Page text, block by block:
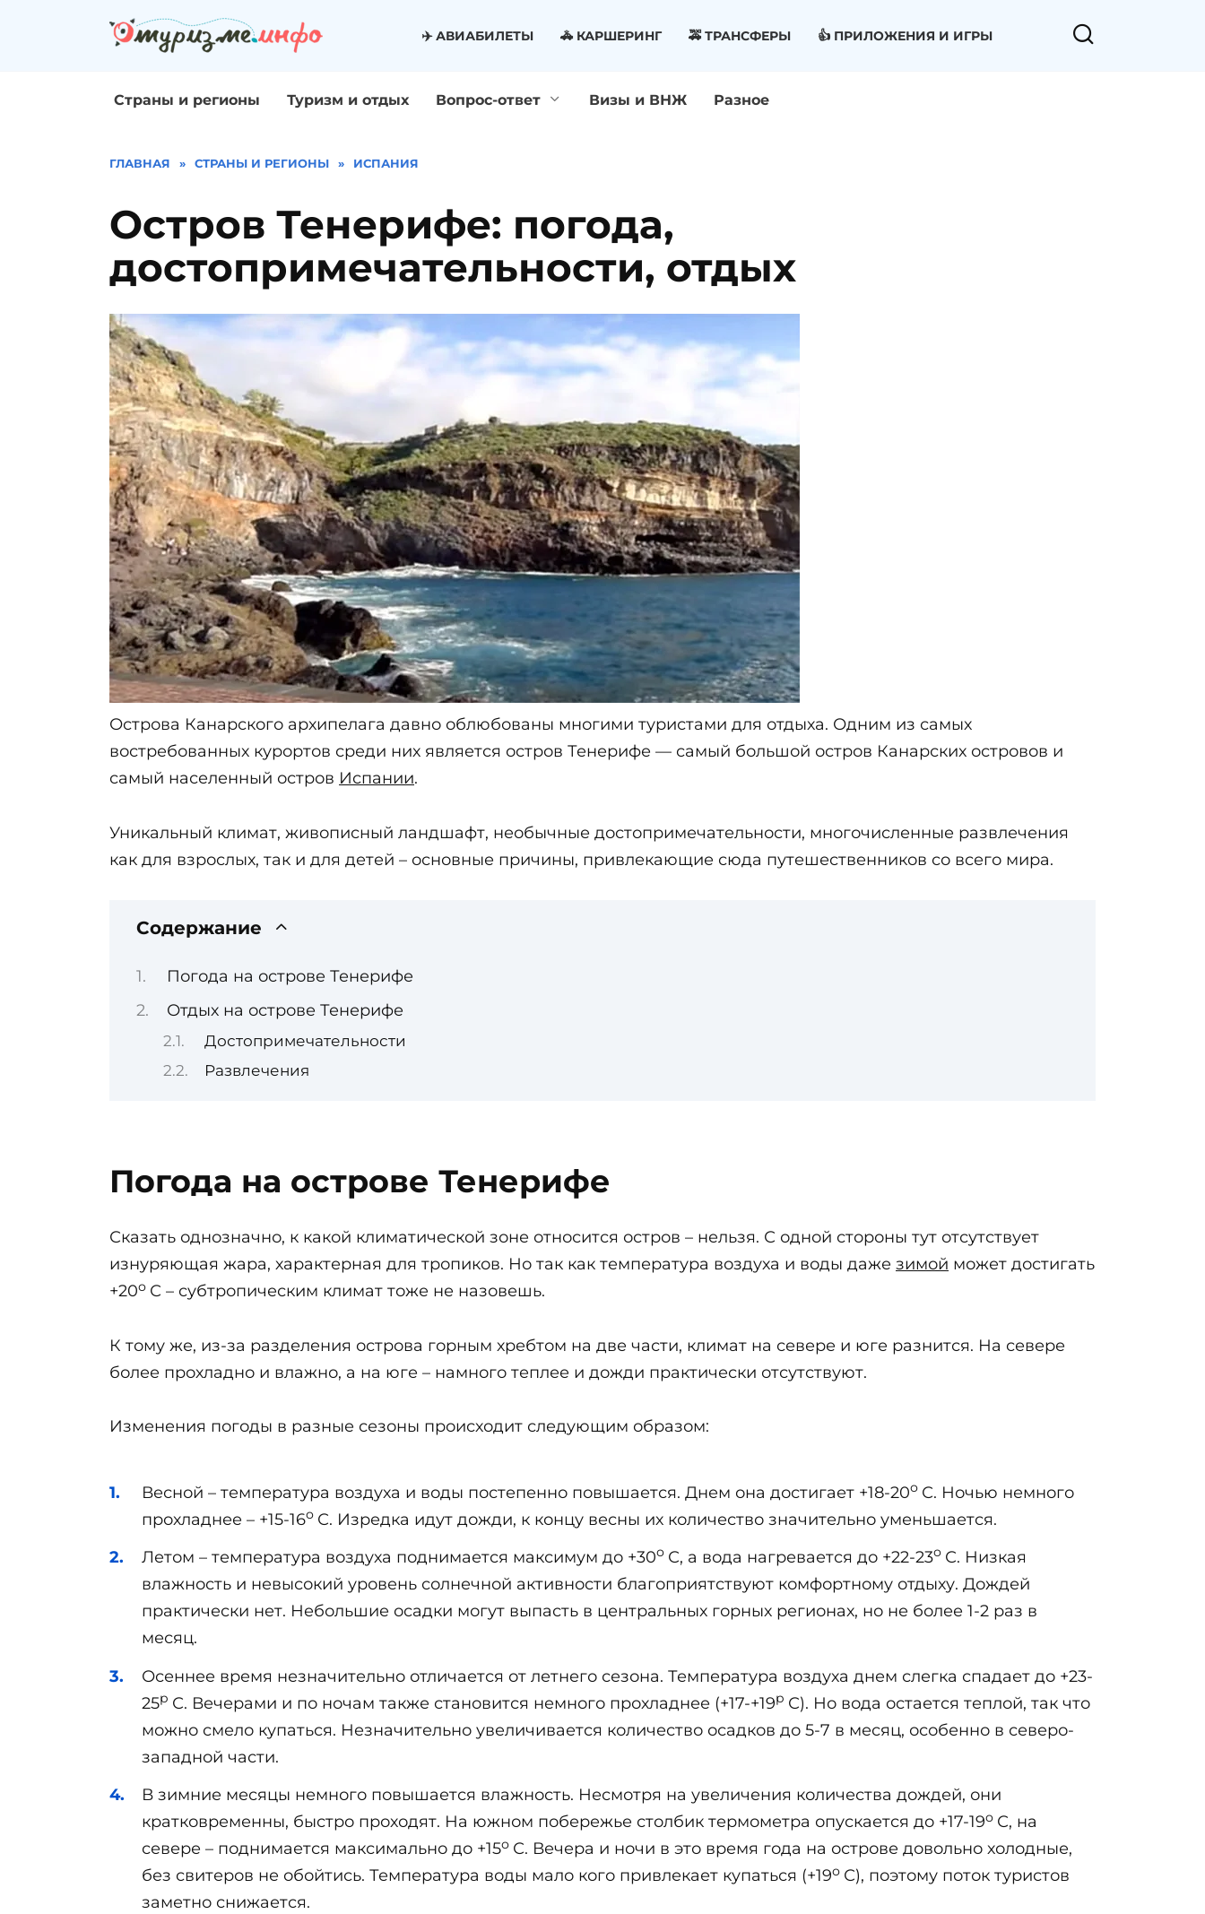
✈️ АВИАБИЛЕТЫ 🚓 КАРШЕРИНГ 🚕 ТРАНСФЕРЫ 👍 ПРИЛОЖЕНИЯ И ИГРЫ
Страны и регионы Туризм и отдых Вопрос-ответ Визы и ВНЖ Разное
ГЛАВНАЯ » СТРАНЫ И РЕГИОНЫ » ИСПАНИЯ
Остров Тенерифе: погода,
достопримечательности, отдых
Острова Канарского архипелага давно облюбованы многими туристами для отдыха. Одним из самых
востребованных курортов среди них является остров Тенерифе — самый большой остров Канарских островов и
самый населенный остров Испании.
Уникальный климат, живописный ландшафт, необычные достопримечательности, многочисленные развлечения
как для взрослых, так и для детей – основные причины, привлекающие сюда путешественников со всего мира.
Содержание
Погода на острове Тенерифе
Отдых на острове Тенерифе
Достопримечательности
Развлечения
Погода на острове Тенерифе
Сказать однозначно, к какой климатической зоне относится остров – нельзя. С одной стороны тут отсутствует
изнуряющая жара, характерная для тропиков. Но так как температура воздуха и воды даже зимой может достигать
+20о С – субтропическим климат тоже не назовешь.
К тому же, из-за разделения острова горным хребтом на две части, климат на севере и юге разнится. На севере
более прохладно и влажно, а на юге – намного теплее и дожди практически отсутствуют.
Изменения погоды в разные сезоны происходит следующим образом:
Весной – температура воздуха и воды постепенно повышается. Днем она достигает +18-20о С. Ночью немного
прохладнее – +15-16о С. Изредка идут дожди, к концу весны их количество значительно уменьшается.
Летом – температура воздуха поднимается максимум до +30о С, а вода нагревается до +22-23о С. Низкая
влажность и невысокий уровень солнечной активности благоприятствуют комфортному отдыху. Дождей
практически нет. Небольшие осадки могут выпасть в центральных горных регионах, но не более 1-2 раз в
месяц.
Осеннее время незначительно отличается от летнего сезона. Температура воздуха днем слегка спадает до +23-
25р С. Вечерами и по ночам также становится немного прохладнее (+17-+19р С). Но вода остается теплой, так что
можно смело купаться. Незначительно увеличивается количество осадков до 5-7 в месяц, особенно в северо-
западной части.
В зимние месяцы немного повышается влажность. Несмотря на увеличения количества дождей, они
кратковременны, быстро проходят. На южном побережье столбик термометра опускается до +17-19о С, на
севере – поднимается максимально до +15о С. Вечера и ночи в это время года на острове довольно холодные,
без свитеров не обойтись. Температура воды мало кого привлекает купаться (+19о С), поэтому поток туристов
заметно снижается.